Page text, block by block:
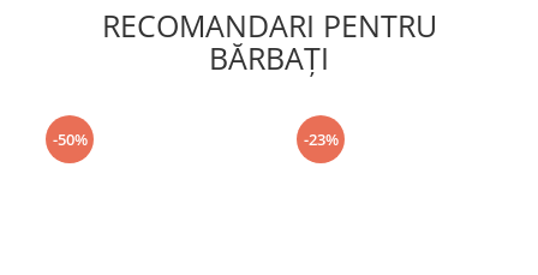
RECOMANDARI PENTRU
BĂRBAŢI
-50% -23%